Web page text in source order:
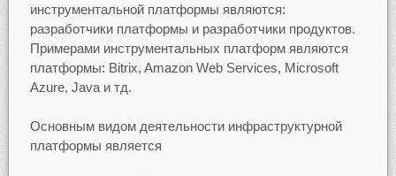
инструментальной платформы являются:
разработчики платформы и разработчики продуктов.
Примерами инструментальных платформ являются
платформы: Bitrix, Amazon Web Services, Microsoft
Azure, Java и тд.
Основным видом деятельности инфраструктурной
платформы является